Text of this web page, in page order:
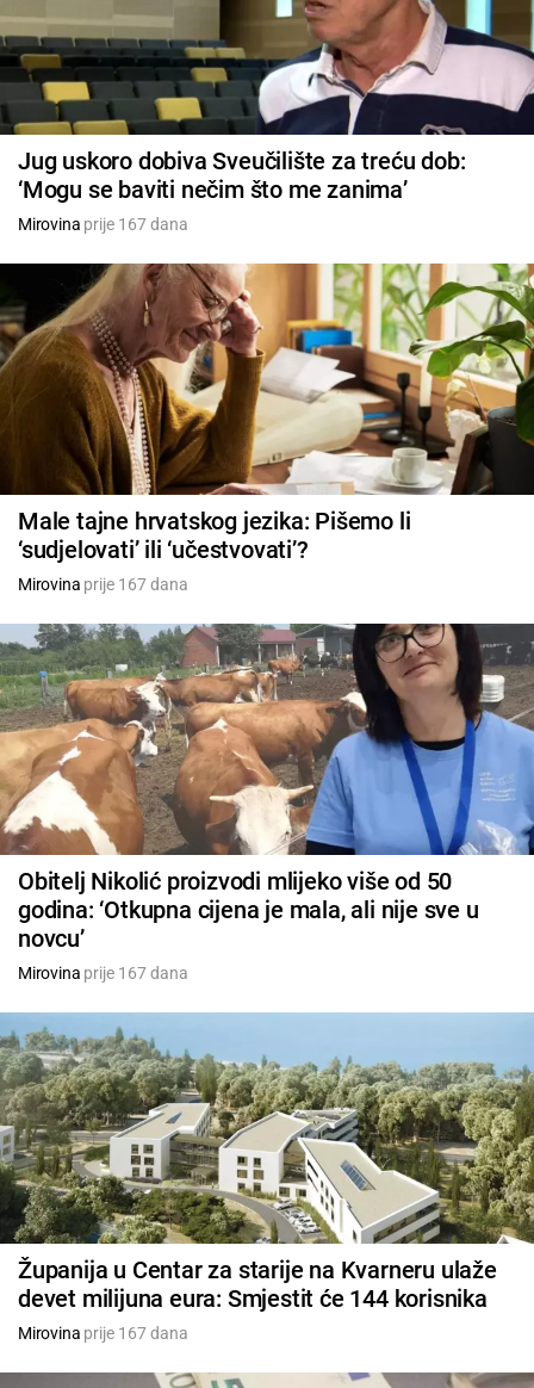
Jug uskoro dobiva Sveučilište za treću dob:
‘Mogu se baviti nečim što me zanima’
Mirovina prije 167 dana
Male tajne hrvatskog jezika: Pišemo li
‘sudjelovati’ ili ‘učestvovati’?
Mirovina prije 167 dana
Obitelj Nikolić proizvodi mlijeko više od 50
godina: ‘Otkupna cijena je mala, ali nije sve u
novcu’
Mirovina prije 167 dana
Županija u Centar za starije na Kvarneru ulaže
devet milijuna eura: Smjestit će 144 korisnika
Mirovina prije 167 dana